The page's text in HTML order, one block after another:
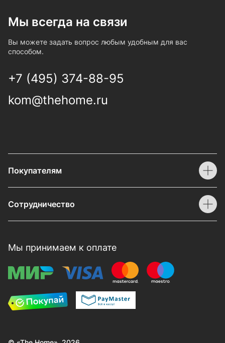
Мы всегда на связи
Вы можете задать вопрос любым удобным для вас
способом.
+7 (495) 374-88-95
kom@thehome.ru
Покупателям
Сотрудничество
Мы принимаем к оплате